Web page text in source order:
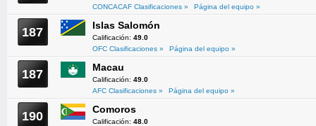
CONCACAF Clasificaciones »
Página del equipo »
187 Islas Salomón
Calificación: 49.0
OFC Clasificaciones »
Página del equipo »
187 Macau
Calificación: 49.0
AFC Clasificaciones »
Página del equipo »
190 Comoros
Calificación: 48.0